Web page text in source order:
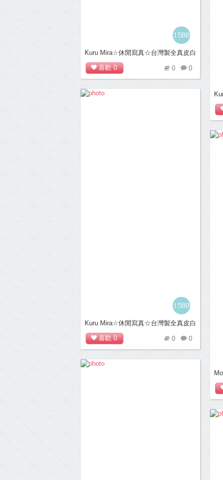
1580
Kuru Mira☆休閒寫真☆台灣製全真皮白
底樂福休閒鞋＊粉
喜歡0 0
0
底
1580
Kuru Mira☆休閒寫真☆台灣製全真皮白
底樂福休閒鞋＊紫
喜歡0 0
0
平